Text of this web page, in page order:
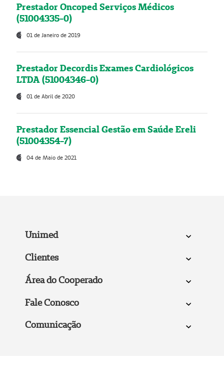
Prestador Oncoped Serviços Médicos
(51004335-0)
01 de Janeiro de 2019
Prestador Decordis Exames Cardiológicos
LTDA (51004346-0)
01 de Abril de 2020
Prestador Essencial Gestão em Saúde Ereli
(51004354-7)
04 de Maio de 2021
Unimed
Clientes
Área do Cooperado
Fale Conosco
Comunicação